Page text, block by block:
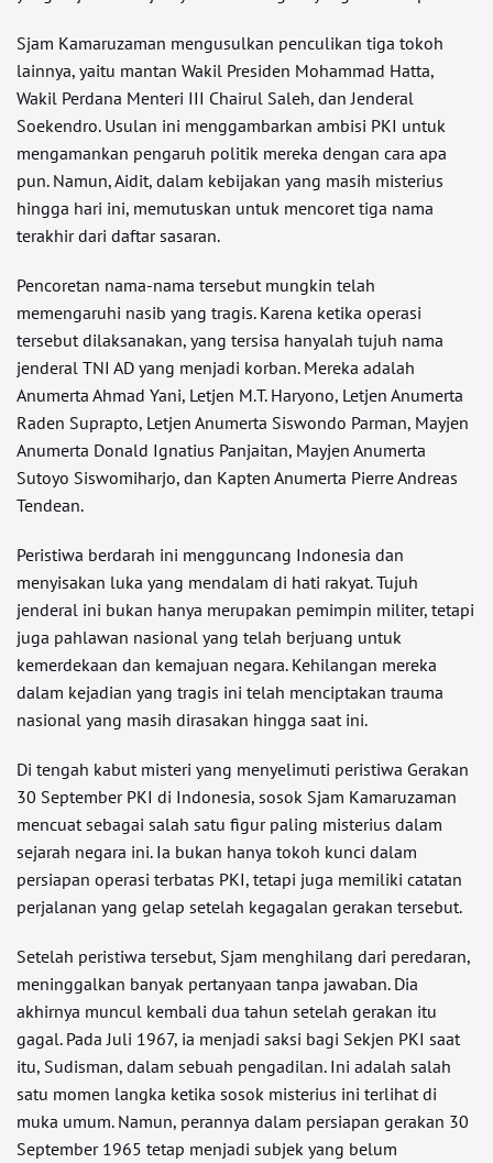
Sjam Kamaruzaman mengusulkan penculikan tiga tokoh
lainnya, yaitu mantan Wakil Presiden Mohammad Hatta,
Wakil Perdana Menteri III Chairul Saleh, dan Jenderal
Soekendro. Usulan ini menggambarkan ambisi PKI untuk
mengamankan pengaruh politik mereka dengan cara apa
pun. Namun, Aidit, dalam kebijakan yang masih misterius
hingga hari ini, memutuskan untuk mencoret tiga nama
terakhir dari daftar sasaran.
Pencoretan nama-nama tersebut mungkin telah
memengaruhi nasib yang tragis. Karena ketika operasi
tersebut dilaksanakan, yang tersisa hanyalah tujuh nama
jenderal TNI AD yang menjadi korban. Mereka adalah
Anumerta Ahmad Yani, Letjen M.T. Haryono, Letjen Anumerta
Raden Suprapto, Letjen Anumerta Siswondo Parman, Mayjen
Anumerta Donald Ignatius Panjaitan, Mayjen Anumerta
Sutoyo Siswomiharjo, dan Kapten Anumerta Pierre Andreas
Tendean.
Peristiwa berdarah ini mengguncang Indonesia dan
menyisakan luka yang mendalam di hati rakyat. Tujuh
jenderal ini bukan hanya merupakan pemimpin militer, tetapi
juga pahlawan nasional yang telah berjuang untuk
kemerdekaan dan kemajuan negara. Kehilangan mereka
dalam kejadian yang tragis ini telah menciptakan trauma
nasional yang masih dirasakan hingga saat ini.
Di tengah kabut misteri yang menyelimuti peristiwa Gerakan
30 September PKI di Indonesia, sosok Sjam Kamaruzaman
mencuat sebagai salah satu figur paling misterius dalam
sejarah negara ini. Ia bukan hanya tokoh kunci dalam
persiapan operasi terbatas PKI, tetapi juga memiliki catatan
perjalanan yang gelap setelah kegagalan gerakan tersebut.
Setelah peristiwa tersebut, Sjam menghilang dari peredaran,
meninggalkan banyak pertanyaan tanpa jawaban. Dia
akhirnya muncul kembali dua tahun setelah gerakan itu
gagal. Pada Juli 1967, ia menjadi saksi bagi Sekjen PKI saat
itu, Sudisman, dalam sebuah pengadilan. Ini adalah salah
satu momen langka ketika sosok misterius ini terlihat di
muka umum. Namun, perannya dalam persiapan gerakan 30
September 1965 tetap menjadi subjek yang belum